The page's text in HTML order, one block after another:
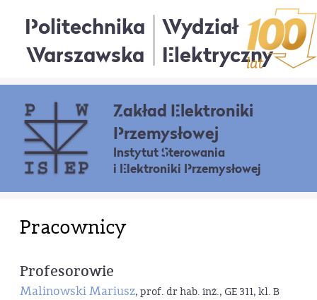
Politechnika
Warszawska
Wydział
Elektryczny
Zakład Elektroniki
Przemysłowej
Instytut Sterowania
i Elektroniki Przemysłowej
Pracownicy
Profesorowie
Malinowski Mariusz, prof. dr hab. inż., GE 311, kl. B